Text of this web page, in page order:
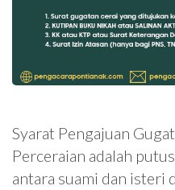
Syarat Pengajuan
Perceraian adalah
antara suami dan isteri